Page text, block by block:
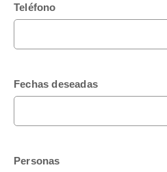
Teléfono
Fechas deseadas
Personas